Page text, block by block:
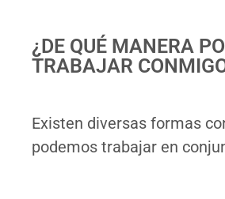
¿DE QUÉ MANERA
TRABAJAR
Existen diversas formas
podemos trabajar en